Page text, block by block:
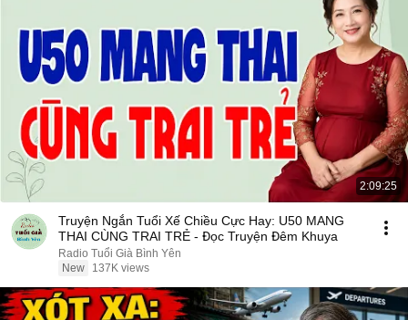
2:09:25
Truyện Ngắn Tuổi Xế Chiều Cực Hay: U50 MANG
THAI CÙNG TRAI TRẺ - Đọc Truyện Đêm Khuya
Radio Tuổi Già Bình Yên
New
137K views